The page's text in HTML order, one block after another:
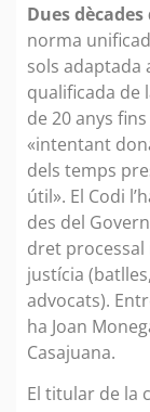
Dues
norma
sols adaptada
qualificada de
de 20 anys
«intentant
dels temps
útil». El Codi
des del
dret processal
justícia
advocats).
ha Joan
Casajuana.
El titular de la